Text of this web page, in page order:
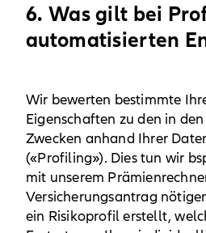
6. Was gilt bei
automatisierten
Wir bewerten bestimmte
Eigenschaften zu den in
Zwecken anhand Ihrer
(«Profiling»). Dies tun wir
mit unserem
Versicherungsantrag
ein Risikoprofil erstellt,